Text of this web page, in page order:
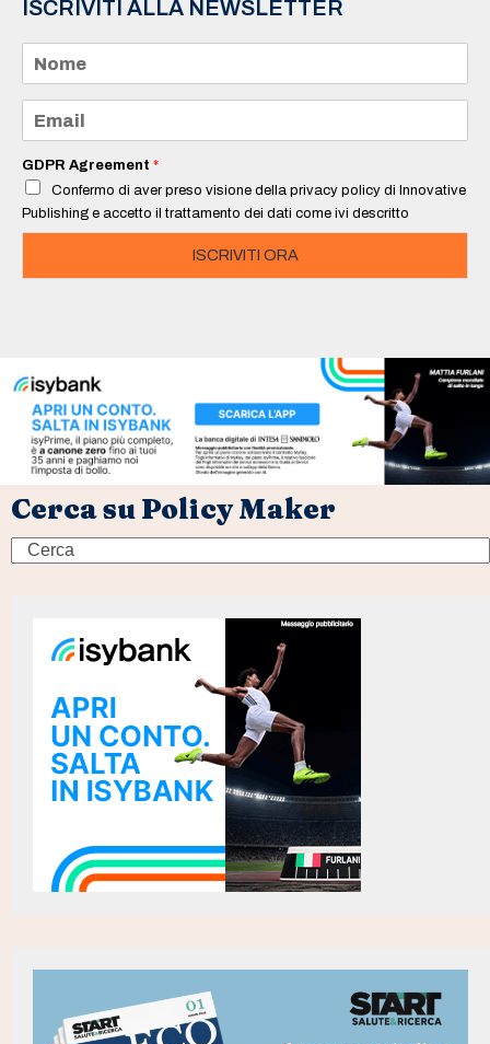
ISCRIVITI ALLA NEWSLETTER
m
e
a
i
*
GDPR Agreement *
Confermo di aver preso visione della privacy policy di Innovative
Publishing e accetto il trattamento dei dati come ivi descritto
ISCRIVITI ORA
Cerca su Policy Maker
Search